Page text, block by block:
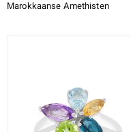
Marokkaanse Amethisten